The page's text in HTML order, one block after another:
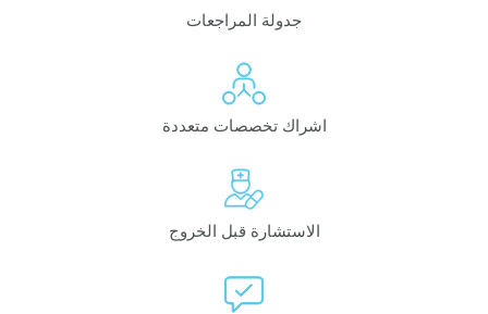
جدولة المراجعات
اشراك تخصصات متعددة
الاستشارة قبل الخروج